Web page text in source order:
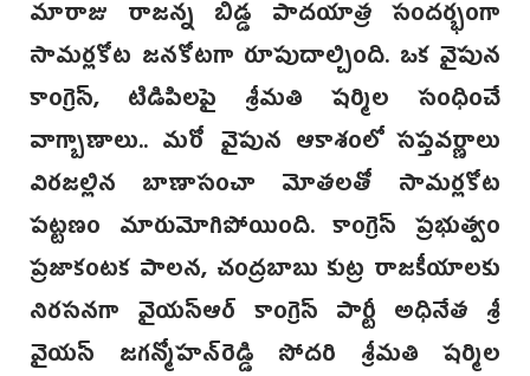
మారాజు రాజన్న బిడ్డ పాదయాత్ర సందర్భంగా
సామర్లకోట జనకోటగా రూపుదాల్చింది. ఒక వైపున
కాంగ్రెస్‌, టిడిపిలపై శ్రీమతి షర్మిల సంధించే
వాగ్బాణాలు.. మరో వైపున ఆకాశంలో సప్తవర్ణాలు
విరజల్లిన బాణాసంచా మోతలతో సామర్లకోట
పట్టణం మారుమోగిపోయింది. కాంగ్రెస్‌ ప్రభుత్వం
ప్రజాకంటక పాలన, చంద్రబాబు కుట్ర రాజకీయాలకు
నిరసనగా వైయస్‌ఆర్ కాంగ్రె‌స్‌ పార్టీ అధినేత శ్రీ
వైయస్‌ జగన్మోహన్‌రెడ్డి సోదరి శ్రీమతి షర్మిల